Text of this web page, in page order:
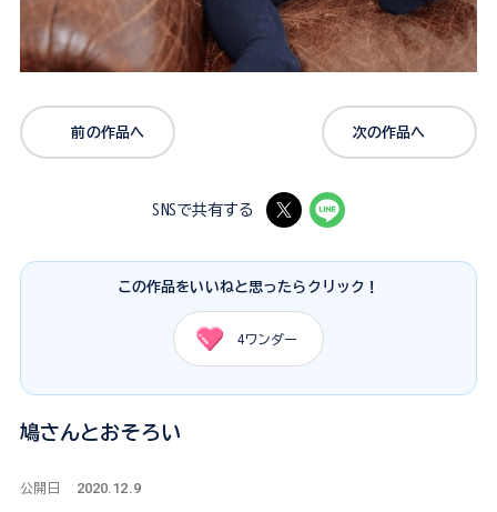
前の作品へ 次の作品へ
SNSで共有する
この作品をいいねと思ったらクリック！
4ワンダー
鳩さんとおそろい
公開日 2020.12.9